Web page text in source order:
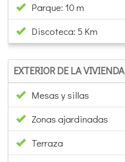
Discoteca: 5 Km
EXTERIOR DE LA VIVIENDA
Mesas y sillas
Zonas ajardinadas
Terraza
Parking cubierto